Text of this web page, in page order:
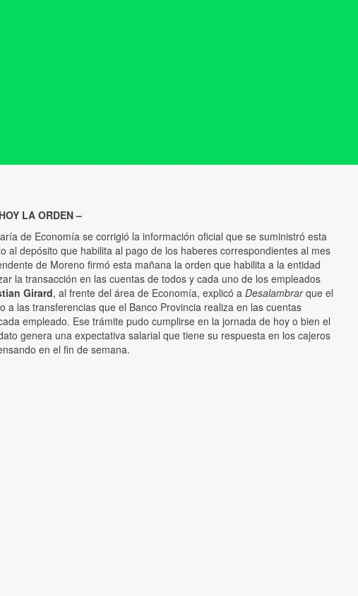
LA ORDEN –
de Economía se corrigió la información oficial que se suministró esta
al depósito que habilita al pago de los haberes correspondientes al mes
de Moreno firmó esta mañana la orden que habilita a la entidad
la transacción en las cuentas de todos y cada uno de los empleados
Girard, al frente del área de Economía, explicó a Desalambrarque el
a las transferencias que el Banco Provincia realiza en las cuentas
empleado. Ese trámite pudo cumplirse en la jornada de hoy o bien el
genera una expectativa salarial que tiene su respuesta en los cajeros
en el fin de semana.